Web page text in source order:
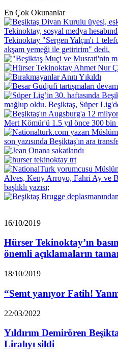
En Çok Okunanlar
Hürser
basın
toplantısında
yaptığı
açıklamaların
16/10/2019
Hürser Tekinoktay’ın
önemli açıklamaların
“Semt
Fatih!
Yanmıyor
mu
Fırat?”
18/10/2019
“Semt yanıyor Fatih!
Yıldırım
Beşiktaş’tan
alacağı
92
22/03/2022
Yıldırım Demirören
Liralıyı sildi